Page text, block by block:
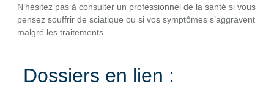
N’hésitez pas à consulter un professionnel de la santé si vous
pensez souffrir de sciatique ou si vos symptômes s’aggravent
malgré les traitements.
Dossiers en lien :